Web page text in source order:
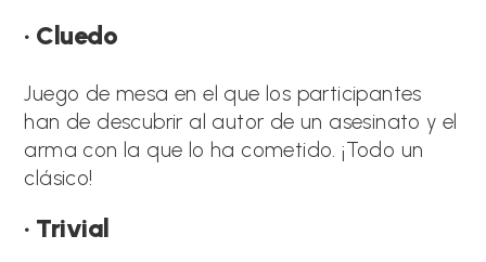
· Cluedo
Juego de mesa en el que los participantes
han de descubrir al autor de un asesinato y el
arma con la que lo ha cometido. ¡Todo un
clásico!
· Trivial